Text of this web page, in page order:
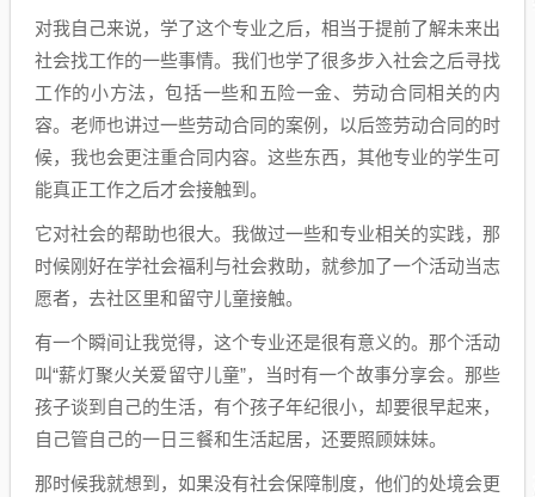
对我自己来说，学了这个专业之后，相当于提前了解未来出
社会找工作的一些事情。我们也学了很多步入社会之后寻找
工作的小方法，包括一些和五险一金、劳动合同相关的内
容。老师也讲过一些劳动合同的案例，以后签劳动合同的时
候，我也会更注重合同内容。这些东西，其他专业的学生可
能真正工作之后才会接触到。
它对社会的帮助也很大。我做过一些和专业相关的实践，那
时候刚好在学社会福利与社会救助，就参加了一个活动当志
愿者，去社区里和留守儿童接触。
有一个瞬间让我觉得，这个专业还是很有意义的。那个活动
叫“薪灯聚火关爱留守儿童”，当时有一个故事分享会。那些
孩子谈到自己的生活，有个孩子年纪很小，却要很早起来，
自己管自己的一日三餐和生活起居，还要照顾妹妹。
那时候我就想到，如果没有社会保障制度，他们的处境会更